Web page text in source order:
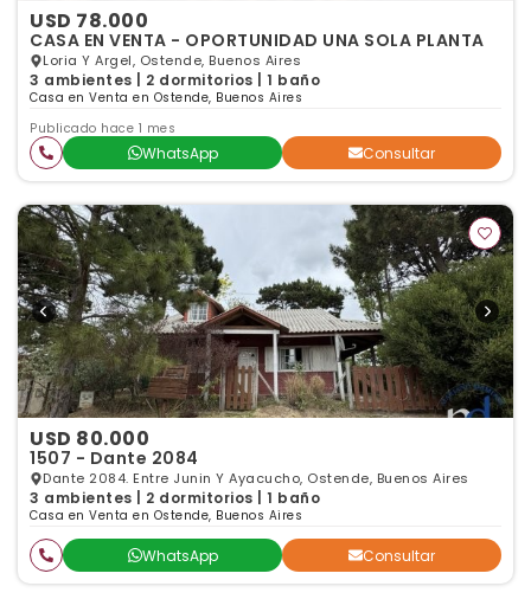
USD 78.000
CASA EN VENTA - OPORTUNIDAD UNA SOLA PLANTA
Loria Y Argel, Ostende, Buenos Aires
3 ambientes | 2 dormitorios | 1 baño
Casa en Venta en Ostende, Buenos Aires
Publicado hace 1 mes
WhatsApp Consultar
USD 80.000
1507 - Dante 2084
Dante 2084. Entre Junin Y Ayacucho, Ostende, Buenos Aires
3 ambientes | 2 dormitorios | 1 baño
Casa en Venta en Ostende, Buenos Aires
WhatsApp Consultar